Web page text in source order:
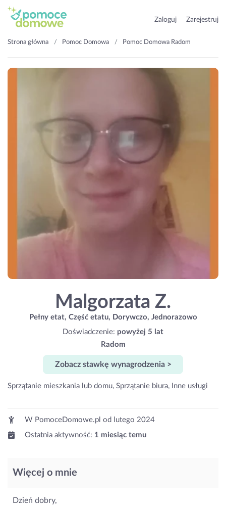
Zaloguj Zarejestruj
Strona główna Pomoc Domowa Pomoc Domowa Radom
Malgorzata Z.
Pełny etat, Część etatu, Dorywczo, Jednorazowo
Doświadczenie: powyżej 5 lat
Radom
Zobacz stawkę wynagrodzenia >
Sprzątanie mieszkania lub domu, Sprzątanie biura, Inne usługi
W PomoceDomowe.pl od
lutego 2024
Ostatnia aktywność: 1 miesiąc temu
Więcej o mnie
Dzień dobry,